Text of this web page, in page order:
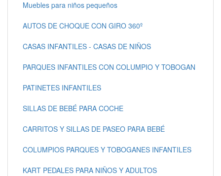
Muebles para niños pequeños
AUTOS DE CHOQUE CON GIRO 360º
CASAS INFANTILES - CASAS DE NIÑOS
PARQUES INFANTILES CON COLUMPIO Y TOBOGAN
PATINETES INFANTILES
SILLAS DE BEBÉ PARA COCHE
CARRITOS Y SILLAS DE PASEO PARA BEBÉ
COLUMPIOS PARQUES Y TOBOGANES INFANTILES
KART PEDALES PARA NIÑOS Y ADULTOS